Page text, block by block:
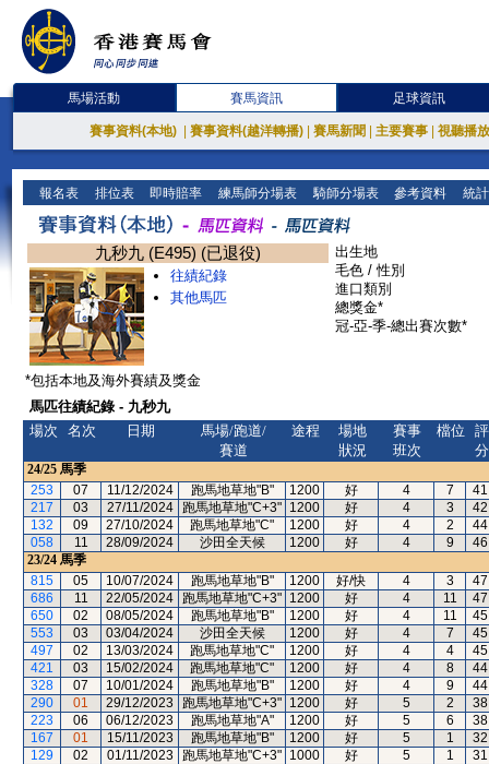
馬場活動 賽馬資訊 足球資訊
賽事資料(本地) 賽事資料(越洋轉播) 賽馬新聞 主要賽事 視聽播
報名表 排位表 即時賠率 練馬師分場表 騎師分場表 參考資料 統
九秒九 (E495) (已退役)
往績紀錄
其他馬匹
出生地
毛色 / 性別
進口類別
總獎金*
冠-亞-季-總出賽次數*
*包括本地及海外賽績及獎金
馬匹往績紀錄 - 九秒九
場次
名次 日期
馬場/跑道/
賽道
途程
場地
狀況
賽事
班次
檔位
評
分
24/25 馬季
253
07 11/12/2024 跑馬地草地"B" 1200 好 4 7
41
217
03 27/11/2024 跑馬地草地"C+3" 1200 好 4 3
42
132
09 27/10/2024 跑馬地草地"C" 1200 好 4 2
44
058
11 28/09/2024 沙田全天候 1200 好 4 9
46
23/24 馬季
815
05 10/07/2024 跑馬地草地"B" 1200 好/快 4 3
47
686
11 22/05/2024 跑馬地草地"C+3" 1200 好 4 11
47
650
02 08/05/2024 跑馬地草地"B" 1200 好 4 11
45
553
03 03/04/2024 沙田全天候 1200 好 4 7
45
497
02 13/03/2024 跑馬地草地"C" 1200 好 4 4
45
421
03 15/02/2024 跑馬地草地"C" 1200 好 4 8
44
328
07 10/01/2024 跑馬地草地"B" 1200 好 4 9
44
290
01 29/12/2023 跑馬地草地"C+3" 1200 好 5 2
38
223
06 06/12/2023 跑馬地草地"A" 1200 好 5 6
38
167
01 15/11/2023 跑馬地草地"B" 1200 好 5 1
32
129
02 01/11/2023 跑馬地草地"C+3" 1000 好 5 1
31